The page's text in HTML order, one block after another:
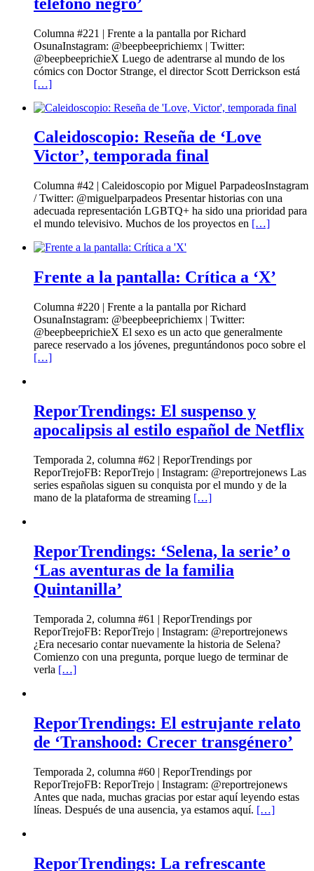
Columna #221 | Frente a la pantalla por Richard
OsunaInstagram: @beepbeeprichiemx | Twitter:
@beepbeeprichieX Luego de adentrarse al mundo de los
cómics con Doctor Strange, el director Scott Derrickson está
[…]
Caleidoscopio: Reseña de ‘Love
Victor’, temporada final
Columna #42 | Caleidoscopio por Miguel ParpadeosInstagram
/ Twitter: @miguelparpadeos Presentar historias con una
adecuada representación LGBTQ+ ha sido una prioridad para
el mundo televisivo. Muchos de los proyectos en […]
Frente a la pantalla: Crítica a ‘X’
Columna #220 | Frente a la pantalla por Richard
OsunaInstagram: @beepbeeprichiemx | Twitter:
@beepbeeprichieX El sexo es un acto que generalmente
parece reservado a los jóvenes, preguntándonos poco sobre el
[…]
ReporTrendings: El suspenso y
apocalipsis al estilo español de Netflix
Temporada 2, columna #62 | ReporTrendings por
ReporTrejoFB: ReporTrejo | Instagram: @reportrejonews Las
series españolas siguen su conquista por el mundo y de la
mano de la plataforma de streaming […]
ReporTrendings: ‘Selena, la serie’ o
‘Las aventuras de la familia
Quintanilla’
Temporada 2, columna #61 | ReporTrendings por
ReporTrejoFB: ReporTrejo | Instagram: @reportrejonews
¿Era necesario contar nuevamente la historia de Selena?
Comienzo con una pregunta, porque luego de terminar de
verla […]
ReporTrendings: El estrujante relato
de ‘Transhood: Crecer transgénero’
Temporada 2, columna #60 | ReporTrendings por
ReporTrejoFB: ReporTrejo | Instagram: @reportrejonews
Antes que nada, muchas gracias por estar aquí leyendo estas
líneas. Después de una ausencia, ya estamos aquí. […]
ReporTrendings: La refrescante